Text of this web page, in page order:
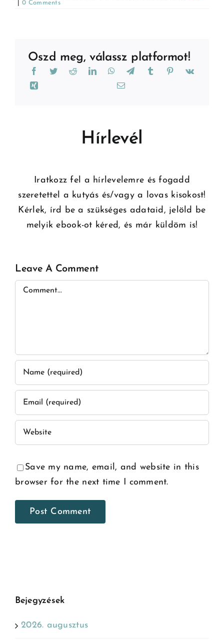
0 Comments
Oszd meg, válassz platformot!
Hírlevél
Iratkozz fel a hírlevelemre és fogadd
szeretettel a kutyás és/vagy a lovas kisokost!
Kérlek, írd be a szükséges adataid, jelöld be
melyik ebook-ot kéred, és már küldöm is!
Leave A Comment
Comment
Save my name, email, and website in this
browser for the next time I comment.
Bejegyzések
2026. augusztus